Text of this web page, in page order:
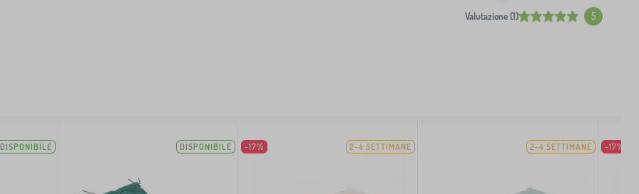
Valutazione (1) 5
DISPONIBILE DISPONIBILE -17% 2-4 SETTIMANE 2-4 SETTIMANE -17%